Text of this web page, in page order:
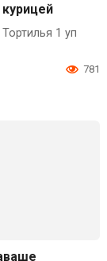
1 уп
781